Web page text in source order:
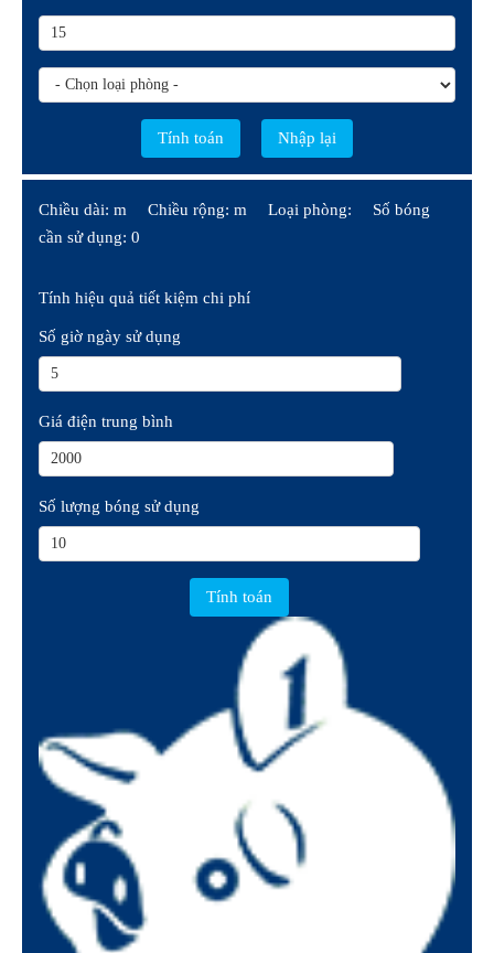
Chiều dài: m Chiều rộng: m Loại phòng:
Số bóng
cần sử dụng: 0
Tính hiệu quả tiết kiệm chi phí
Số giờ ngày sử dụng
Giá điện trung bình
Số lượng bóng sử dụng